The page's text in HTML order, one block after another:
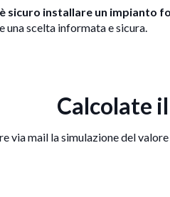
è sicuro installare un impianto
una scelta informata e sicura.
Calcolate
via mail la simulazione del